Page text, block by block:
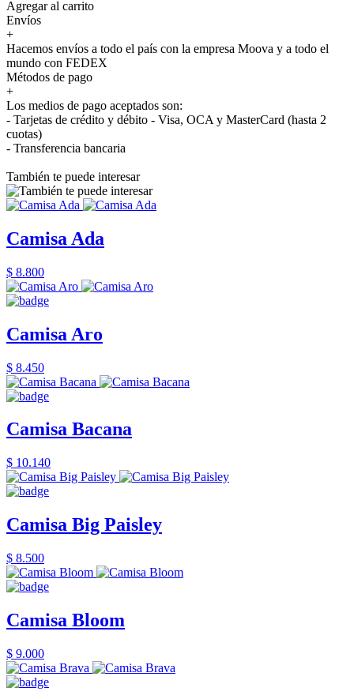
Agregar al carrito
Envíos
+
Hacemos envíos a todo el país con la empresa Moova y a todo el
mundo con FEDEX
Métodos de pago
+
Los medios de pago aceptados son:
- Tarjetas de crédito y débito - Visa, OCA y MasterCard (hasta 2
cuotas)
- Transferencia bancaria
También te puede interesar
Camisa Ada
$ 8.800
Camisa Aro
$ 8.450
Camisa Bacana
$ 10.140
Camisa Big Paisley
$ 8.500
Camisa Bloom
$ 9.000